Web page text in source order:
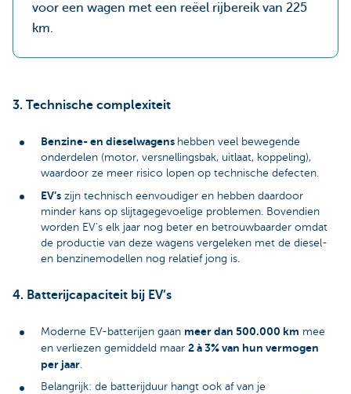
voor een wagen met een reëel rijbereik van 225
km.
3. Technische complexiteit
Benzine- en dieselwagens hebben veel bewegende
onderdelen (motor, versnellingsbak, uitlaat, koppeling),
waardoor ze meer risico lopen op technische defecten.
EV’s zijn technisch eenvoudiger en hebben daardoor
minder kans op slijtagegevoelige problemen. Bovendien
worden EV’s elk jaar nog beter en betrouwbaarder omdat
de productie van deze wagens vergeleken met de diesel-
en benzinemodellen nog relatief jong is.
4. Batterijcapaciteit bij EV’s
Moderne EV-batterijen gaan meer dan 500.000 km mee
en verliezen gemiddeld maar 2 à 3% van hun vermogen
per jaar.
Belangrijk: de batterijduur hangt ook af van je